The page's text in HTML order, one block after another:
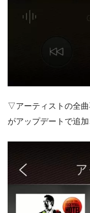
▽アーティストの全曲
がアップデートで追加